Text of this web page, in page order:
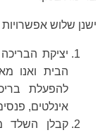
ישנן שלוש אפשרויות
יציקת
הבית ואנו
להפעלת
אינלטים,
קבלן השלד